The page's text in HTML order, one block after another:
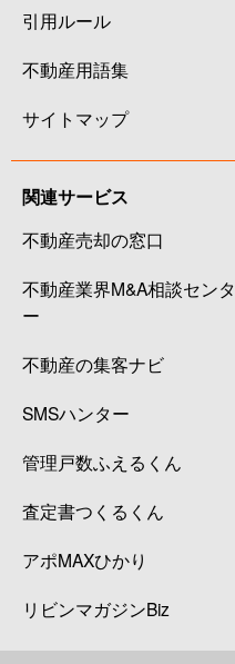
引用ルール
不動産用語集
サイトマップ
関連サービス
不動産売却の窓口
不動産業界M&A相談センタ
ー
不動産の集客ナビ
SMSハンター
管理戸数ふえるくん
査定書つくるくん
アポMAXひかり
リビンマガジンBiz